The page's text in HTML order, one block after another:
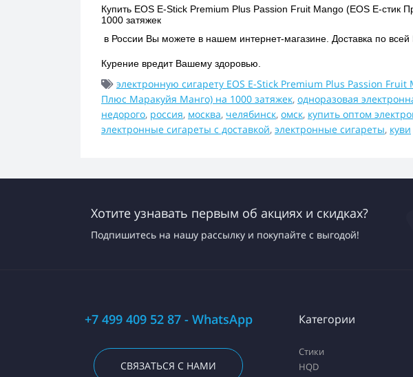
Купить EOS E-Stick Premium Plus Passion Fruit Mango (EOS Е-
1000 затяжек
в России Вы можете в нашем интернет-магазине. Доставка по всей
Курение вредит Вашему здоровью.
электронную сигарету EOS E-Stick Premium Plus Passion Fruit
Плюс Маракуйя Манго) на 1000 затяжек, одноразовая
недорого, россия, москва, челябинск, омск, купить оптом
электронные сигареты с доставкой, электронные сигареты, куви
Хотите узнавать первым об акциях и скидках?
Подпишитесь на нашу рассылку и покупайте с выгодой!
+7 499 409 52 87 - WhatsApp
СВЯЗАТЬСЯ С НАМИ
Категории
Стики
HQD